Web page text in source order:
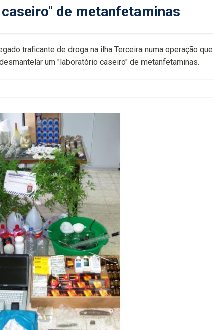
de metanfetaminas
traficante de droga na ilha Terceira numa operação que
um "laboratório caseiro" de metanfetaminas.